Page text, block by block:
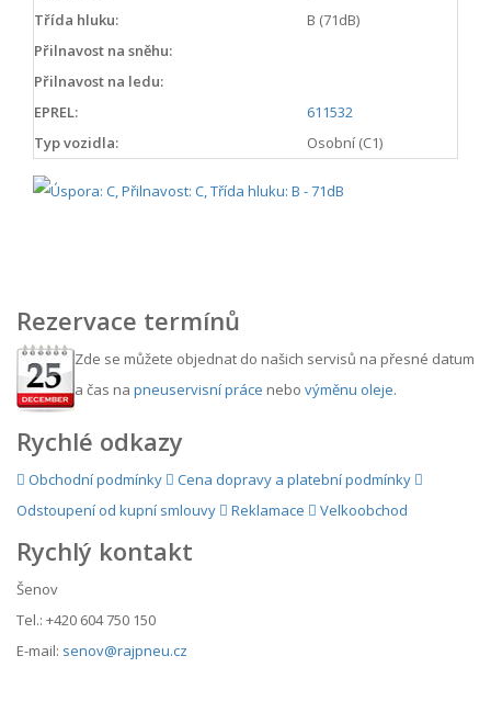
Třída hluku:
B (71dB)
Přilnavost na sněhu:
Přilnavost na ledu:
EPREL:
611532
Typ vozidla:
Osobní (C1)
Rezervace termínů
Zde se můžete objednat do našich servisů na přesné datum
a čas na pneuservisní práce nebo výměnu oleje.
Rychlé odkazy
Obchodní podmínky
Cena dopravy a platební podmínky
Odstoupení od kupní smlouvy
Reklamace Velkoobchod
Rychlý kontakt
Šenov
Tel.: +420 604 750 150
E-mail: senov@rajpneu.cz